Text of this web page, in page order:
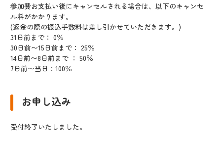
参加費お支払い後にキャンセルされる場合は、以下のキャンセ
ル料がかかります。
(返金の際の振込手数料は差し引かせていただきます。)
31日前まで： 0％
30日前〜15日前まで： 25％
14日前〜8日前まで ： 50％
7日前〜当日：100％
お申し込み
受付終了いたしました。